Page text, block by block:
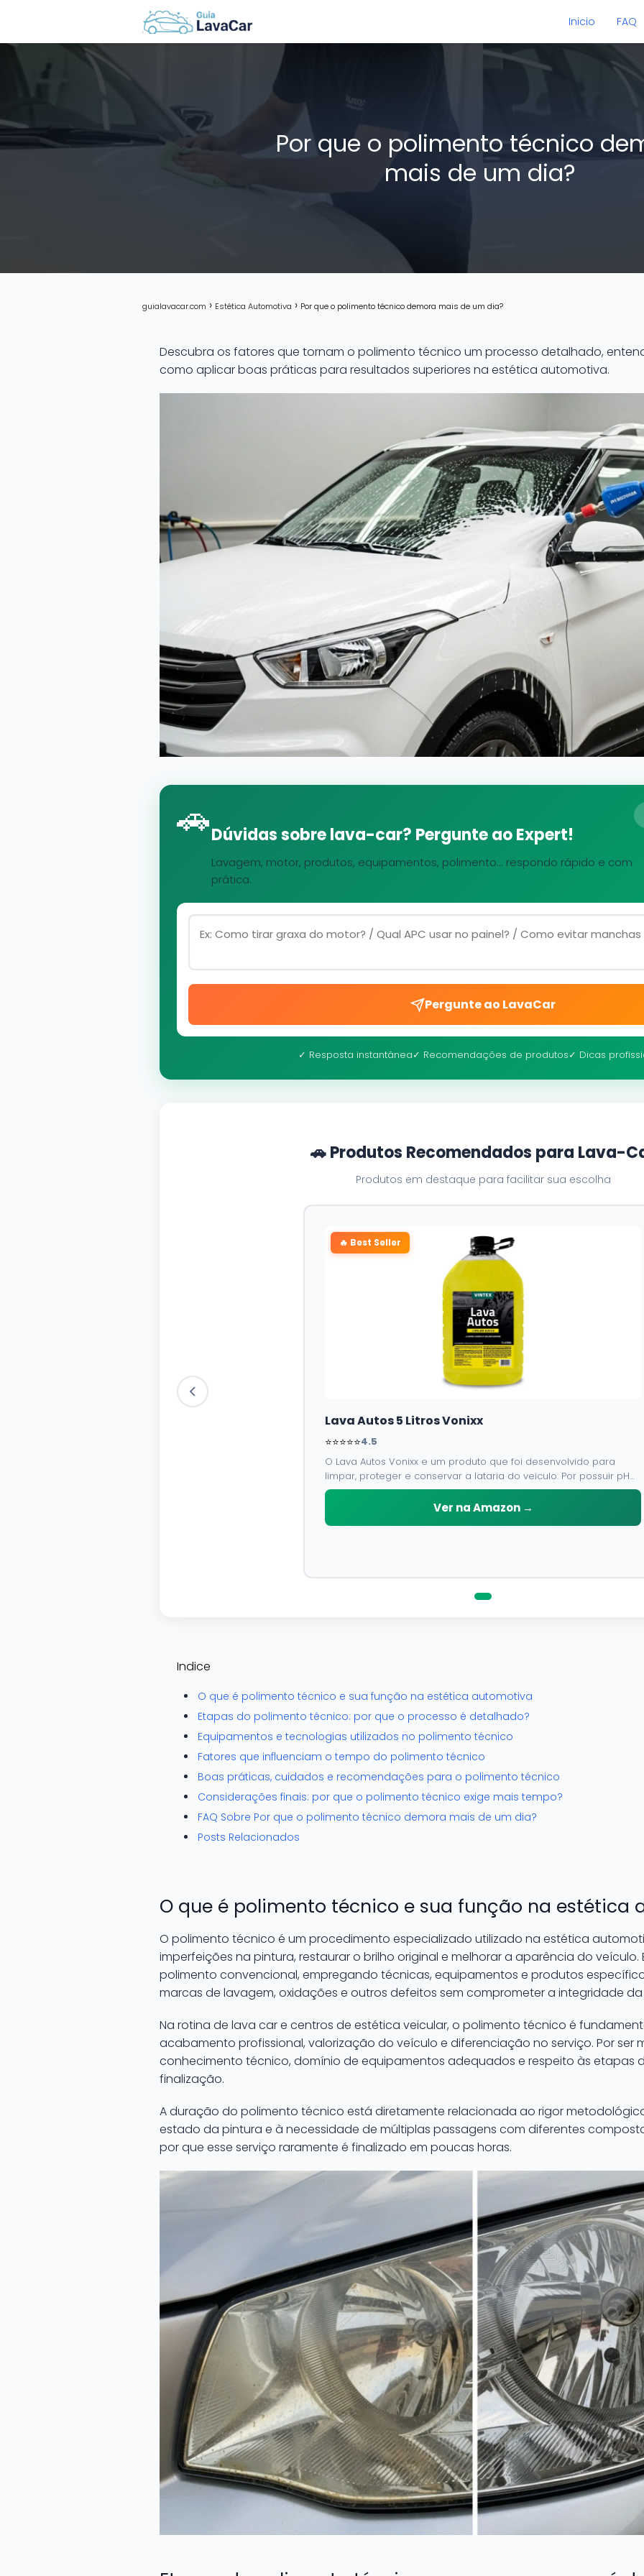
Inicio FAQ
Por que o polimento técnico
mais de um dia?
guialavacar.com Estética Automotiva Por que o polimento técnico demora mais de um dia?
Descubra os fatores que tornam o polimento técnico um processo detalhado,
como aplicar boas práticas para resultados superiores na estética automotiva.
🚗Dúvidas sobre lava-car? Pergunte ao Expert!
Lavagem, motor, produtos, equipamentos, polimento... respondo rápido e com
prática.
Pergunte ao LavaCar
✓ Resposta instantânea✓ Recomendações de produtos✓ Dicas
🚗 Produtos Recomendados para Lava-
Produtos em destaque para facilitar sua escolha
🔥 Best Seller
Lava Autos 5 Litros Vonixx
⭐⭐⭐⭐⭐4.5
O Lava Autos Vonixx e um produto que foi desenvolvido para
limpar, proteger e conservar a lataria do veiculo. Por possuir pH
neutro, pode ser aplicado em qualquer superficie sem correr o
Ver na Amazon →
Indice
O que é polimento técnico e sua função na estética automotiva
Etapas do polimento técnico: por que o processo é detalhado?
Equipamentos e tecnologias utilizados no polimento técnico
Fatores que influenciam o tempo do polimento técnico
Boas práticas, cuidados e recomendações para o polimento técnico
Considerações finais: por que o polimento técnico exige mais tempo?
FAQ Sobre Por que o polimento técnico demora mais de um dia?
Posts Relacionados
O que é polimento técnico e sua função na estética
O polimento técnico é um procedimento especializado utilizado na estética
imperfeições na pintura, restaurar o brilho original e melhorar a aparência do veículo.
polimento convencional, empregando técnicas, equipamentos e produtos
marcas de lavagem, oxidações e outros defeitos sem comprometer a integridade
Na rotina de lava car e centros de estética veicular, o polimento técnico é
acabamento profissional, valorização do veículo e diferenciação no serviço. Por ser
conhecimento técnico, domínio de equipamentos adequados e respeito às etapas
finalização.
A duração do polimento técnico está diretamente relacionada ao rigor
estado da pintura e à necessidade de múltiplas passagens com diferentes
por que esse serviço raramente é finalizado em poucas horas.